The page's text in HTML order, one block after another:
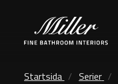
Startsida Serier